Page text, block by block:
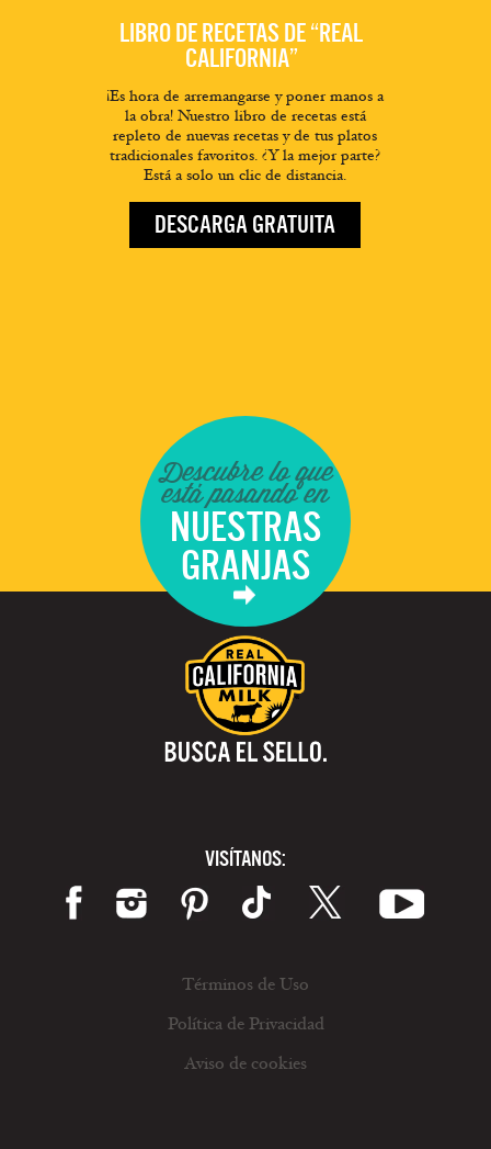
LIBRO DE RECETAS DE “REAL
CALIFORNIA”
¡Es hora de arremangarse y poner manos a
la obra! Nuestro libro de recetas está
repleto de nuevas recetas y de tus platos
tradicionales favoritos. ¿Y la mejor parte?
Está a solo un clic de distancia.
DESCARGA GRATUITA
Descubre lo que
está pasando en
NUESTRAS
GRANJAS
VISÍTANOS:
Términos de Uso
Política de Privacidad
Aviso de cookies